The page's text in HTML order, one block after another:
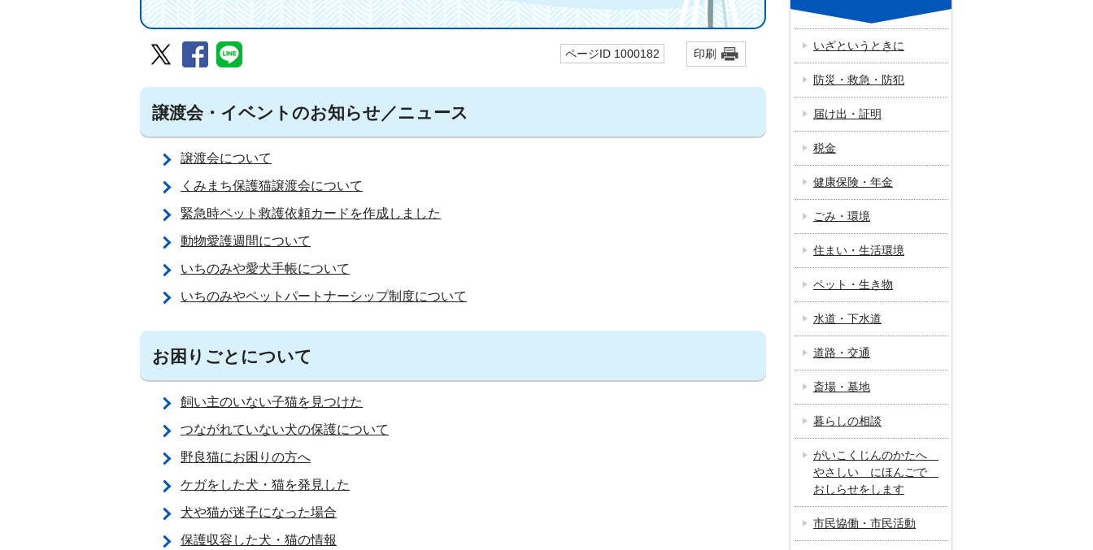
ページID 1000182 印刷
譲渡会・イベントのお知らせ／ニュース
譲渡会について
くみまち保護猫譲渡会について
緊急時ペット救護依頼カードを作成しました
動物愛護週間について
いちのみや愛犬手帳について
いちのみやペットパートナーシップ制度について
お困りごとについて
飼い主のいない子猫を見つけた
つながれていない犬の保護について
野良猫にお困りの方へ
ケガをした犬・猫を発見した
犬や猫が迷子になった場合
保護収容した犬・猫の情報
いざというときに
防災・救急・防犯
届け出・証明
税金
健康保険・年金
ごみ・環境
住まい・生活環境
ペット・生き物
水道・下水道
道路・交通
斎場・墓地
暮らしの相談
がいこくじんのかたへ
やさしい にほんごで
おしらせをします
市民協働・市民活動